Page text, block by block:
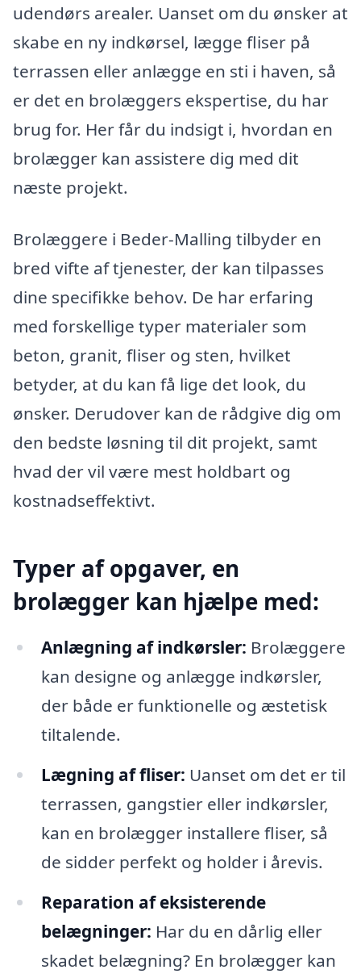
udendørs arealer. Uanset om du ønsker at
skabe en ny indkørsel, lægge fliser på
terrassen eller anlægge en sti i haven, så
er det en brolæggers ekspertise, du har
brug for. Her får du indsigt i, hvordan en
brolægger kan assistere dig med dit
næste projekt.
Brolæggere i Beder-Malling tilbyder en
bred vifte af tjenester, der kan tilpasses
dine specifikke behov. De har erfaring
med forskellige typer materialer som
beton, granit, fliser og sten, hvilket
betyder, at du kan få lige det look, du
ønsker. Derudover kan de rådgive dig om
den bedste løsning til dit projekt, samt
hvad der vil være mest holdbart og
kostnadseffektivt.
Typer af opgaver, en
brolægger kan hjælpe med:
Anlægning af indkørsler: Brolæggere
kan designe og anlægge indkørsler,
der både er funktionelle og æstetisk
tiltalende.
Lægning af fliser: Uanset om det er til
terrassen, gangstier eller indkørsler,
kan en brolægger installere fliser, så
de sidder perfekt og holder i årevis.
Reparation af eksisterende
belægninger: Har du en dårlig eller
skadet belægning? En brolægger kan